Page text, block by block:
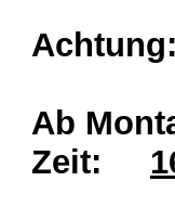
Ab
Zeit: